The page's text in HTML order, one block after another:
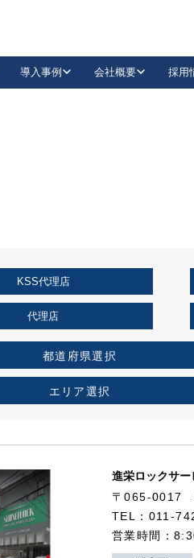
情報
ち情報
導入事例
企業様採用事例
会社概要 採用
KSS代理店
代理店
都道府県選択
エリア選択
進栄ロックサー
〒065-0017
TEL：011-
営業時間：